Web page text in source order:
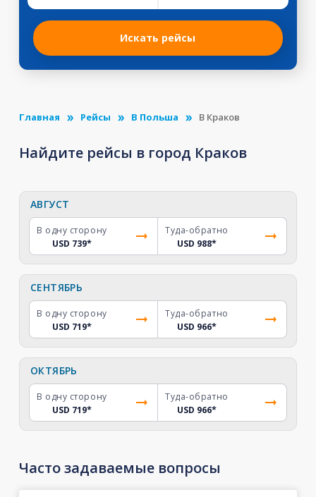
Искать рейсы
Главная Рейсы В Польша В Краков
Найдите рейсы в город Краков
АВГУСТ
В одну сторону
USD 739*
Туда-обратно
USD 988*
СЕНТЯБРЬ
В одну сторону
USD 719*
Туда-обратно
USD 966*
ОКТЯБРЬ
В одну сторону
USD 719*
Туда-обратно
USD 966*
Часто задаваемые вопросы